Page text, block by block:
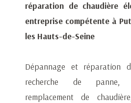
réparation de chaudière
entreprise compétente à
les Hauts-de-Seine
Dépannage et réparation
recherche de panne,
remplacement de